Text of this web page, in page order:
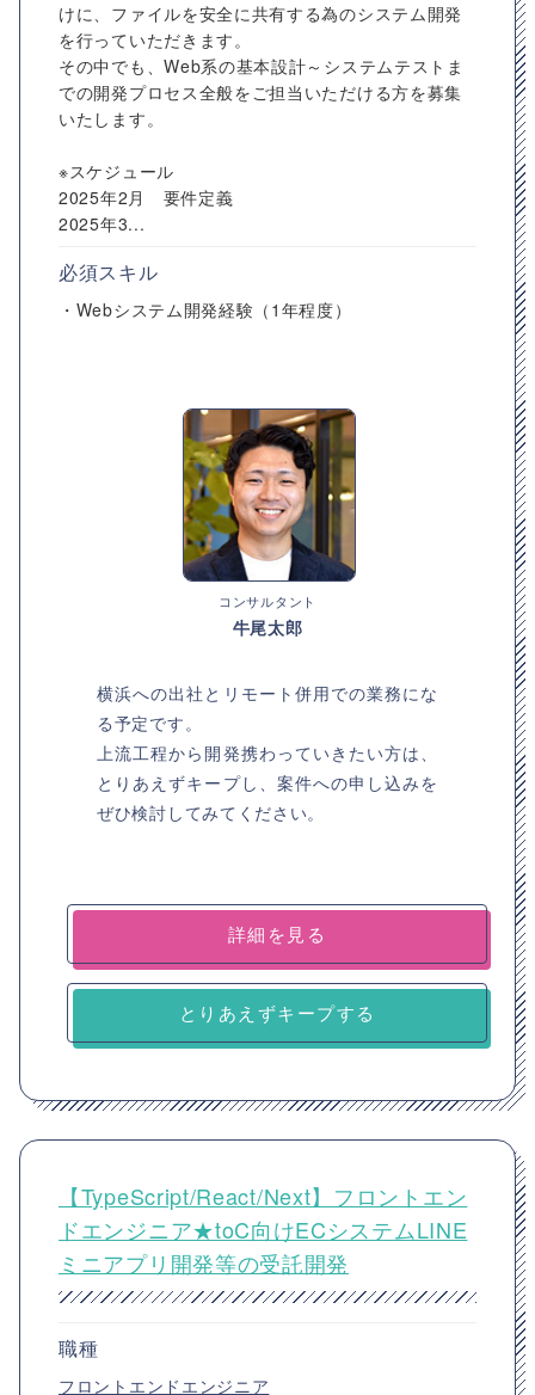
けに、ファイルを安全に共有する為のシステム開発
を行っていただきます。
その中でも、Web系の基本設計～システムテストま
での開発プロセス全般をご担当いただける方を募集
いたします。
※スケジュール
2025年2月 要件定義
2025年3...
必須スキル
・Webシステム開発経験（1年程度）
コンサルタント
牛尾太郎
横浜への出社とリモート併用での業務にな
る予定です。
上流工程から開発携わっていきたい方は、
とりあえずキープし、案件への申し込みを
ぜひ検討してみてください。
詳細を見る
とりあえずキープする
【TypeScript/React/Next】フロントエン
ドエンジニア★toC向けECシステムLINE
ミニアプリ開発等の受託開発
職種
フロントエンドエンジニア